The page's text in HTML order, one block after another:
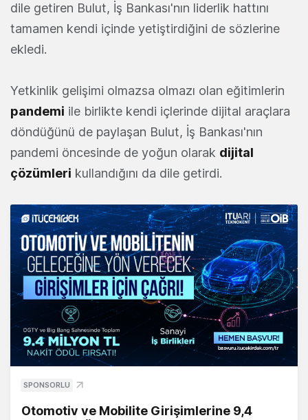
dile getiren Bulut, İş Bankası'nın liderlik hattını
tamamen kendi içinde yetiştirdiğini de sözlerine
ekledi.
Yetkinlik gelişimi olmazsa olmazı olan eğitimlerin
pandemi ile birlikte kendi içlerinde dijital araçlara
döndüğünü de paylaşan Bulut, İş Bankası'nın
pandemi öncesinde de yoğun olarak dijital
çözümleri kullandığını da dile getirdi.
SPONSORLU
Otomotiv ve Mobilite Girişimlerine 9,4